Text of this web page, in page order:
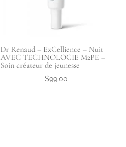
Dr Renaud – ExCellience – Nuit
AVEC TECHNOLOGIE M2PE –
Soin créateur de jeunesse
$99.00